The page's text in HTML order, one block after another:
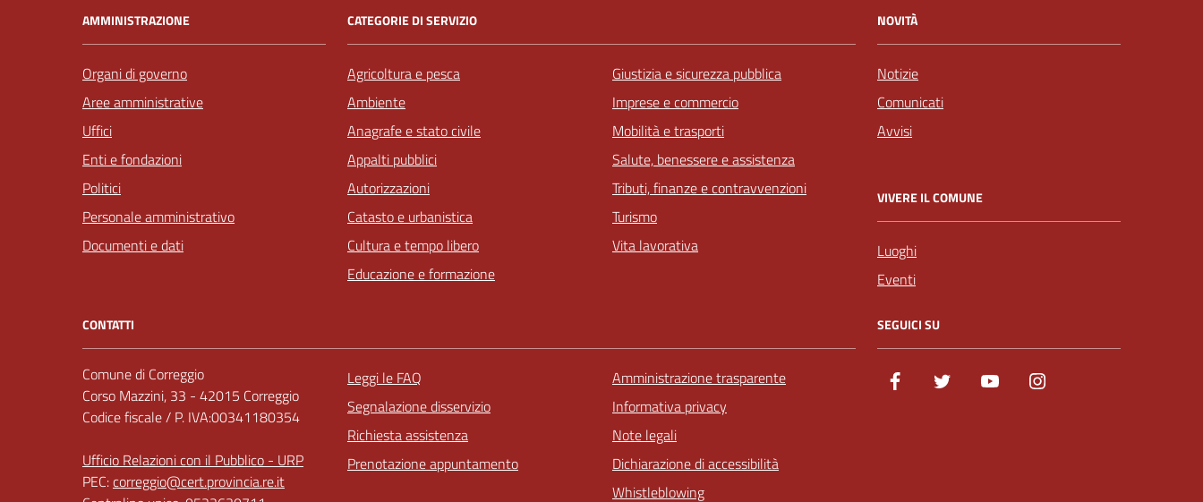
AMMINISTRAZIONE
Organi di governo
Aree amministrative
Uffici
Enti e fondazioni
Politici
Personale amministrativo
Documenti e dati
CATEGORIE DI SERVIZIO
Agricoltura e pesca
Ambiente
Anagrafe e stato civile
Appalti pubblici
Autorizzazioni
Catasto e urbanistica
Cultura e tempo libero
Educazione e formazione
Giustizia e sicurezza pubblica
Imprese e commercio
Mobilità e trasporti
Salute, benessere e assistenza
Tributi, finanze e contravvenzioni
Turismo
Vita lavorativa
NOVITÀ
Notizie
Comunicati
Avvisi
VIVERE IL COMUNE
Luoghi
Eventi
CONTATTI
Comune di Correggio
Corso Mazzini, 33 - 42015 Correggio
Codice fiscale / P. IVA:00341180354
Ufficio Relazioni con il Pubblico - URP
PEC:correggio@cert.provincia.re.it
Leggi le FAQ
Segnalazione disservizio
Richiesta assistenza
Prenotazione appuntamento
Amministrazione trasparente
Informativa privacy
Note legali
Dichiarazione di accessibilità
Whistleblowing
SEGUICI SU
Facebook Twitter Youtube